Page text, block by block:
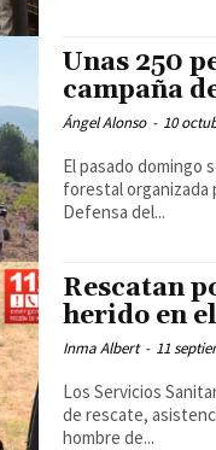
Unas 250
campaña
Ángel Alonso - 10
El pasado domingo
forestal organizada
Defensa del...
Rescatan
herido en
Inma Albert - 11
Los Servicios
de rescate,
hombre de...